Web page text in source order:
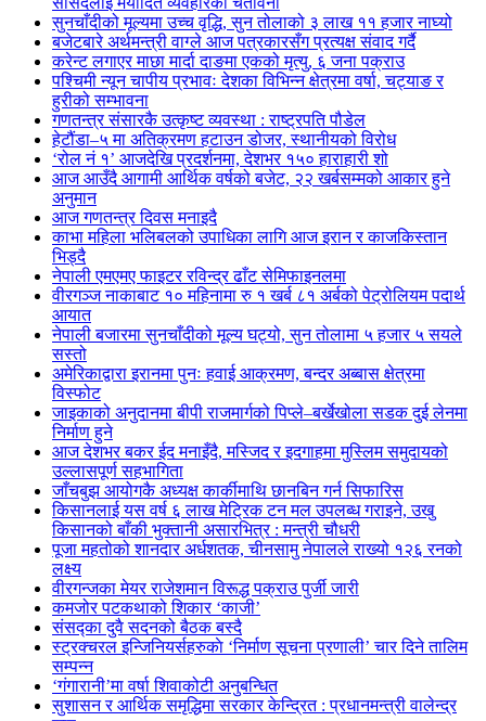
सुनचाँदीको मूल्यमा उच्च वृद्धि, सुन तोलाको ३ लाख ११ हजार नाघ्यो
बजेटबारे अर्थमन्त्री वाग्ले आज पत्रकारसँग प्रत्यक्ष संवाद गर्दै
करेन्ट लगाएर माछा मार्दा दाङमा एकको मृत्यु, ६ जना पक्राउ
पश्चिमी न्यून चापीय प्रभावः देशका विभिन्न क्षेत्रमा वर्षा, चट्याङ र
हुरीको सम्भावना
गणतन्त्र संसारकै उत्कृष्ट व्यवस्था : राष्ट्रपति पौडेल
हेटौंडा–५ मा अतिक्रमण हटाउन डोजर, स्थानीयको विरोध
‘रोल नं १’ आजदेखि प्रदर्शनमा, देशभर १५० हाराहारी शो
आज आउँदै आगामी आर्थिक वर्षको बजेट, २२ खर्बसम्मको आकार हुने
अनुमान
आज गणतन्त्र दिवस मनाइदै
काभा महिला भलिबलको उपाधिका लागि आज इरान र काजकिस्तान
भिड्दै
नेपाली एमएमए फाइटर रविन्द्र ढाँट सेमिफाइनलमा
वीरगञ्ज नाकाबाट १० महिनामा रु १ खर्ब ८१ अर्बको पेट्रोलियम पदार्थ
आयात
नेपाली बजारमा सुनचाँदीको मूल्य घट्यो, सुन तोलामा ५ हजार ५ सयले
सस्तो
अमेरिकाद्वारा इरानमा पुनः हवाई आक्रमण, बन्दर अब्बास क्षेत्रमा
विस्फोट
जाइकाको अनुदानमा बीपी राजमार्गको पिप्ले–बर्खेखोला सडक दुई लेनमा
निर्माण हुने
आज देशभर बकर ईद मनाइँदै, मस्जिद र इदगाहमा मुस्लिम समुदायको
उल्लासपूर्ण सहभागिता
जाँचबुझ आयोगकै अध्यक्ष कार्कीमाथि छानबिन गर्न सिफारिस
किसानलाई यस वर्ष ६ लाख मेट्रिक टन मल उपलब्ध गराइने, उखु
किसानको बाँकी भुक्तानी असारभित्र : मन्त्री चौधरी
पूजा महतोको शानदार अर्धशतक, चीनसामु नेपालले राख्यो १२६ रनको
लक्ष्य
वीरगन्जका मेयर राजेशमान विरूद्ध पक्राउ पुर्जी जारी
कमजोर पटकथाको शिकार ‘काजी’
संसद्का दुवै सदनको बैठक बस्दै
स्ट्रक्चरल इन्जिनियर्सहरुकाे ‘निर्माण सूचना प्रणाली’ चार दिने तालिम
सम्पन्न
‘गंगारानी’मा वर्षा शिवाकोटी अनुबन्धित
सुशासन र आर्थिक समृद्धिमा सरकार केन्द्रित : प्रधानमन्त्री वालेन्द्र